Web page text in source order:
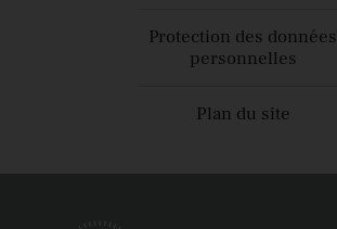
Protection des données
personnelles
Plan du site